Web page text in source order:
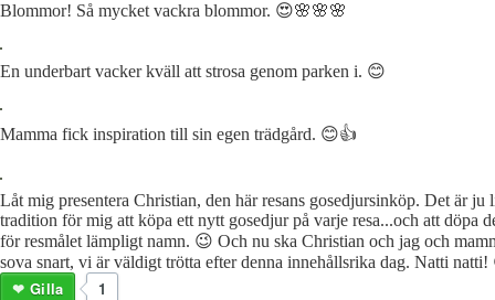
Blommor! Så mycket vackra blommor. 😍🌸🌸🌸
En underbart vacker kväll att strosa genom parken i. 😊
Mamma fick inspiration till sin egen trädgård. 😊👍
Låt mig presentera Christian, den här resans gosedjursinköp. Det är ju
tradition för mig att köpa ett nytt gosedjur på varje resa...och att döpa
för resmålet lämpligt namn. 😉 Och nu ska Christian och jag och
sova snart, vi är väldigt trötta efter denna innehållsrika dag. Natti
1
Gilla